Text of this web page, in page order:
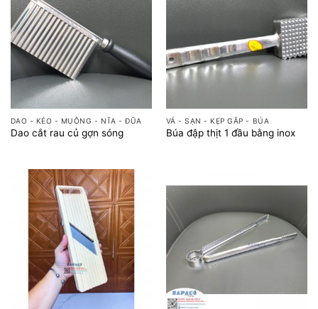
DAO - KÉO - MUỖNG - NĨA - ĐŨA
Dao cắt rau củ gợn sóng
VÁ - SẠN - KẸP GẮP - BÚA
Búa đập thịt 1 đầu bằng inox